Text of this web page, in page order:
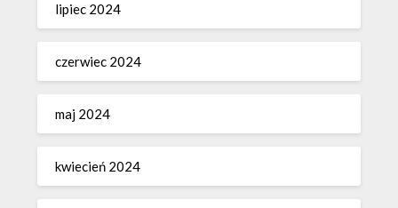
lipiec 2024
czerwiec 2024
maj 2024
kwiecień 2024